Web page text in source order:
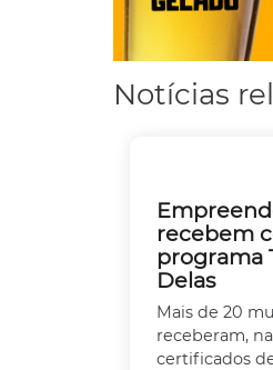
Notícias
recebem
programa
Delas
Mais de 20
receberam,
certificados